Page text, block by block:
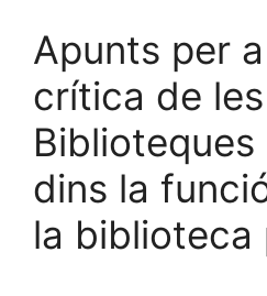
b
o
o
k
k
y
n
Apunts per
crítica de les
Biblioteques
dins la
la biblioteca